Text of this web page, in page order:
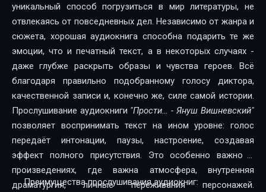
0019
уникальный способ погрузиться в мир литературы, не
отвлекаясь от повседневных дел. Независимо от жанра и
сюжета, хорошая аудиокнига способна подарить те же
эмоции, что и печатный текст, а в некоторых случаях -
даже глубже раскрыть образы и чувства героев. Всё
благодаря правильно подобранному голосу диктора,
качественной записи и, конечно же, силе самой истории.
Прослушивание аудиокниги "Прости… - Януш Вишневский"
позволяет воспринимать текст на ином уровне: голос
передаёт интонации, паузы, настроение, создавая
эффект полного присутствия. Это особенно важно в
произведениях, где важна атмосфера, внутренняя
драматургия, личные переживания персонажей.
Преимущества прослушивания аудиокниг: